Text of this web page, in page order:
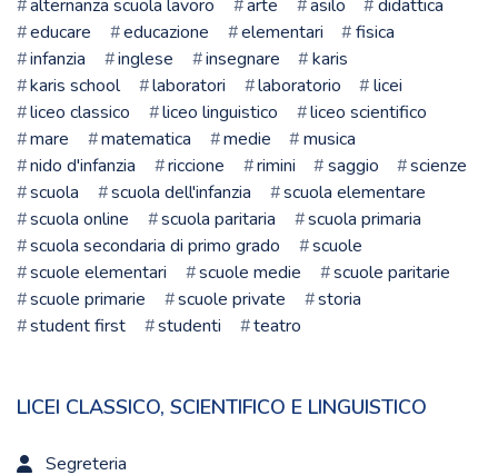
alternanza scuola lavoro arte asilo
didattica
educare
educazione elementari
fisica
infanzia
inglese insegnare
karis
karis school
laboratori laboratorio
licei
liceo classico
liceo linguistico
liceo scientifico
mare
matematica medie
musica
nido d'infanzia
riccione rimini saggio
scienze
scuola
scuola dell'infanzia
scuola elementare
scuola online
scuola paritaria
scuola primaria
scuola secondaria di primo grado
scuole
scuole elementari
scuole medie
scuole paritarie
scuole primarie
scuole private
storia
student first
studenti teatro
LICEI CLASSICO, SCIENTIFICO E LINGUISTICO
Segreteria